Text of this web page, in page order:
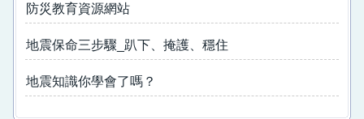
週年紀念專刊
防災教育資源網站
地震保命三步驟_趴下、掩護、穩住
地震知識你學會了嗎？